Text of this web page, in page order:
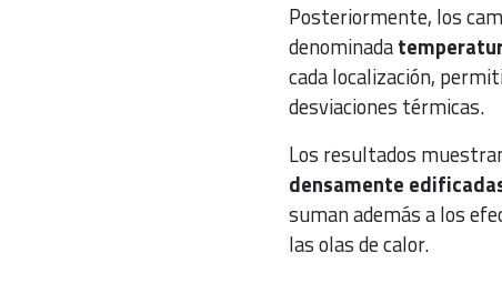
Posteriormente, los
denominada
cada localización,
desviaciones térmicas.
Los resultados
densamente
suman además a los
las olas de calor.